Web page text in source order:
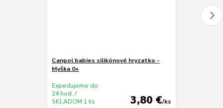
Canpol babies silikónové hryzatko -
Myška 0+
3,80 €/ks
Expedujeme do
24 hod. /
SKLADOM 1 ks